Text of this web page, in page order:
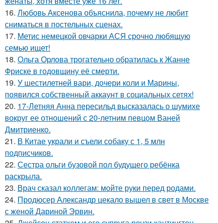
16. Любовь Аксенова объяснила, почему не любит
сниматься в постельных сценах.
17. Метис немецкой овчарки АСЯ срочно любящую
семью ищет!
18. Ольга Орлова трогательно обратилась к Жанне
Фриске в годовщину её смерти.
19. У шестилетней вари, дочери коли и Марины,
появился собственный аккаунт в социальных сетях!
20. 17-Летняя Анна пересильд высказалась о шумихе
вокруг ее отношений с 20-летним певцом Ваней
Дмитриенко.
21. В Китае украли и съели собаку с 1, 5 млн
подписчиков.
22. Сестра ольги бузовой пол будущего ребёнка
раскрыла.
23. Врач сказал коллегам: мойте руки перед родами.
24. Продюсер Александр цекало вышел в свет в Москве
с женой Дариной Эрвин.